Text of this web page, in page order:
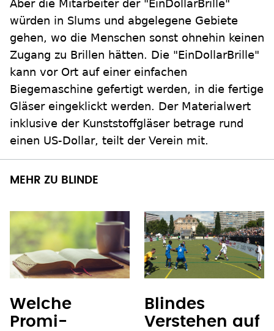
Aber die Mitarbeiter der "EinDollarBrille"
würden in Slums und abgelegene Gebiete
gehen, wo die Menschen sonst ohnehin keinen
Zugang zu Brillen hätten. Die "EinDollarBrille"
kann vor Ort auf einer einfachen
Biegemaschine gefertigt werden, in die fertige
Gläser eingeklickt werden. Der Materialwert
inklusive der Kunststoffgläser betrage rund
einen US-Dollar, teilt der Verein mit.
MEHR ZU BLINDE
Welche
Promi-
Blindes
Verstehen auf